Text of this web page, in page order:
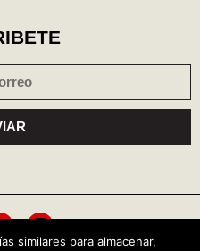
similares para almacenar,